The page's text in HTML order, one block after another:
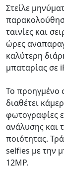
Στείλε
ταινίες και
ώρες
καλύτερη
μπαταρίας σε
Το προηγμένο
διαθέτει
φωτογραφίες
ανάλυσης και
ποιότητας.
selfies με την
12MP.